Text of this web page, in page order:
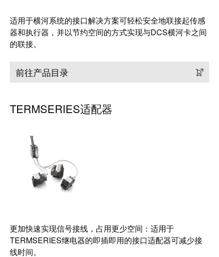
下一代
数字化
工程软
件设计
便、快
新
产
供实
用的
创新
联接
技
工业
联接
创新
产
适用于横河系统的接口解决方案可轻松安全地联接起传感
器和执行器，并以节约空间的方式实现与DCS横河卡之间
的联接。
前往产品目录
TERMSERIES适配器
更加快速实现信号接线，占用更少空间：适用于
TERMSERIES继电器的即插即用的接口适配器可减少接
线时间。